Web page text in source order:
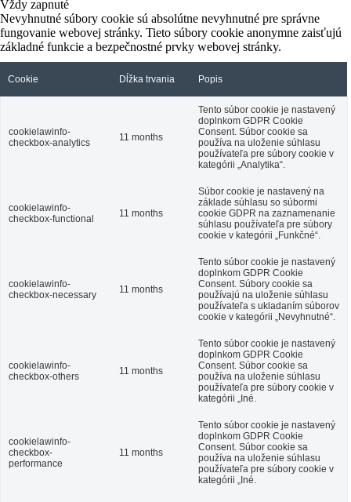
Vždy zapnuté
Nevyhnutné súbory cookie sú absolútne nevyhnutné pre správne
fungovanie webovej stránky. Tieto súbory cookie anonymne zaisťujú
základné funkcie a bezpečnostné prvky webovej stránky.
Cookie Dĺžka trvania Popis
cookielawinfo-
checkbox-analytics
11 months
Tento súbor cookie je nastavený
doplnkom GDPR Cookie
Consent. Súbor cookie sa
používa na uloženie súhlasu
používateľa pre súbory cookie v
kategórii „Analytika“.
cookielawinfo-
checkbox-functional
11 months
Súbor cookie je nastavený na
základe súhlasu so súbormi
cookie GDPR na zaznamenanie
súhlasu používateľa pre súbory
cookie v kategórii „Funkčné“.
cookielawinfo-
checkbox-necessary
11 months
Tento súbor cookie je nastavený
doplnkom GDPR Cookie
Consent. Súbory cookie sa
používajú na uloženie súhlasu
používateľa s ukladaním súborov
cookie v kategórii „Nevyhnutné“.
cookielawinfo-
checkbox-others
11 months
Tento súbor cookie je nastavený
doplnkom GDPR Cookie
Consent. Súbor cookie sa
používa na uloženie súhlasu
používateľa pre súbory cookie v
kategórii „Iné.
cookielawinfo-
checkbox-
performance
11 months
Tento súbor cookie je nastavený
doplnkom GDPR Cookie
Consent. Súbor cookie sa
používa na uloženie súhlasu
používateľa pre súbory cookie v
kategórii „Iné.